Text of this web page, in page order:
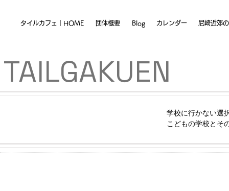
タイルカフェ｜HOME 団体概要 Blog カレンダー 尼崎近郊
​TAILGAKUEN
学校に行かない選
こどもの学校とそ